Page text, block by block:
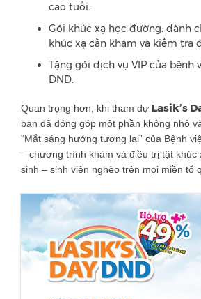
cao tuổi.
Gói khúc xạ học đường: dành
khúc xạ cần khám và kiểm tra
Tặng gói dịch vụ VIP của bệnh
DND.
Quan trọng hơn, khi tham dự Lasik’s
bạn đã đóng góp một phần không nhỏ
“Mắt sáng hướng tương lai” của Bệnh
– chương trình khám và điều trị tật khúc
sinh – sinh viên nghèo trên mọi miền tổ